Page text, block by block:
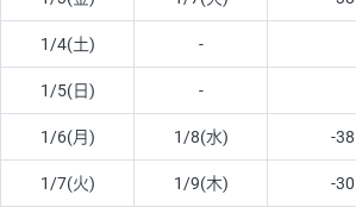
1/4(土) -
1/5(日) -
1/6(月) 1/8(水) -38
1/7(火) 1/9(木) -30